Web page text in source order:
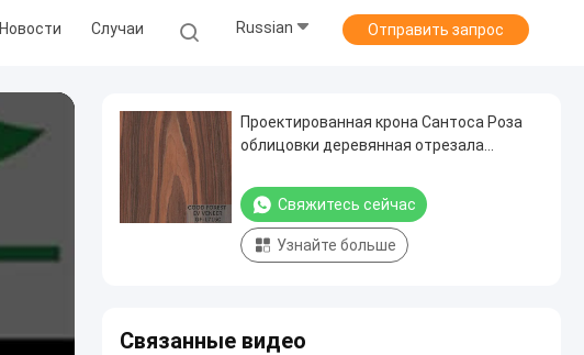
Новости Случаи Russian Отправить запрос
Проектированная крона Сантоса Роза
облицовки деревянная отрезала
Свяжитесь сейчас
Узнайте больше
Связанные видео